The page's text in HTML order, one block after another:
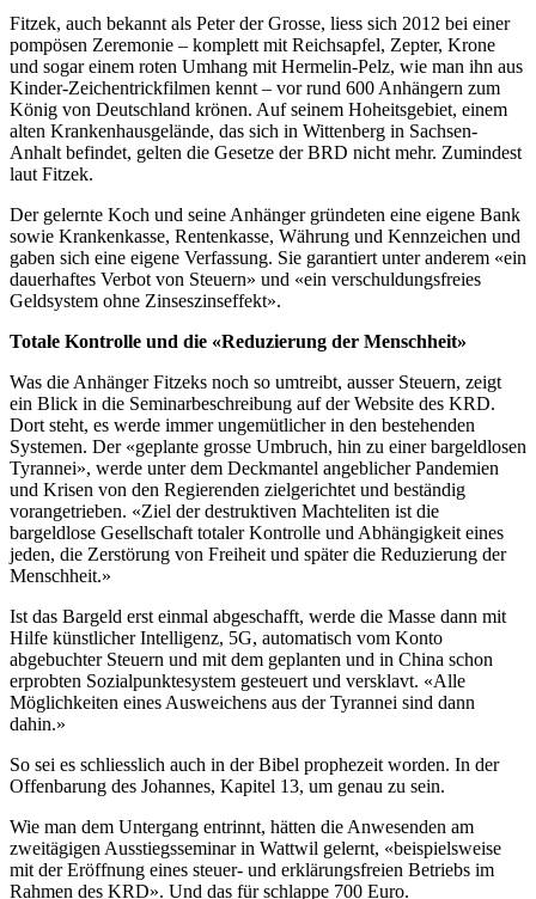
Fitzek, auch bekannt als Peter der Grosse, liess sich 2012 bei einer
pompösen Zeremonie – komplett mit Reichsapfel, Zepter, Krone
und sogar einem roten Umhang mit Hermelin-Pelz, wie man ihn aus
Kinder-Zeichentrickfilmen kennt – vor rund 600 Anhängern zum
König von Deutschland krönen. Auf seinem Hoheitsgebiet, einem
alten Krankenhausgelände, das sich in Wittenberg in Sachsen-
Anhalt befindet, gelten die Gesetze der BRD nicht mehr. Zumindest
laut Fitzek.
Der gelernte Koch und seine Anhänger gründeten eine eigene Bank
sowie Krankenkasse, Rentenkasse, Währung und Kennzeichen und
gaben sich eine eigene Verfassung. Sie garantiert unter anderem «ein
dauerhaftes Verbot von Steuern» und «ein verschuldungsfreies
Geldsystem ohne Zinseszinseffekt».
Totale Kontrolle und die «Reduzierung der Menschheit»
Was die Anhänger Fitzeks noch so umtreibt, ausser Steuern, zeigt
ein Blick in die Seminarbeschreibung auf der Website des KRD.
Dort steht, es werde immer ungemütlicher in den bestehenden
Systemen. Der «geplante grosse Umbruch, hin zu einer bargeldlosen
Tyrannei», werde unter dem Deckmantel angeblicher Pandemien
und Krisen von den Regierenden zielgerichtet und beständig
vorangetrieben. «Ziel der destruktiven Machteliten ist die
bargeldlose Gesellschaft totaler Kontrolle und Abhängigkeit eines
jeden, die Zerstörung von Freiheit und später die Reduzierung der
Menschheit.»
Ist das Bargeld erst einmal abgeschafft, werde die Masse dann mit
Hilfe künstlicher Intelligenz, 5G, automatisch vom Konto
abgebuchter Steuern und mit dem geplanten und in China schon
erprobten Sozialpunktesystem gesteuert und versklavt. «Alle
Möglichkeiten eines Ausweichens aus der Tyrannei sind dann
dahin.»
So sei es schliesslich auch in der Bibel prophezeit worden. In der
Offenbarung des Johannes, Kapitel 13, um genau zu sein.
Wie man dem Untergang entrinnt, hätten die Anwesenden am
zweitägigen Ausstiegsseminar in Wattwil gelernt, «beispielsweise
mit der Eröffnung eines steuer- und erklärungsfreien Betriebs im
Rahmen des KRD». Und das für schlappe 700 Euro.